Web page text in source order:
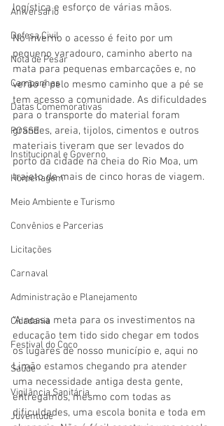
Aniversário
Defesa Civil
Nota de Pesar
Campanhas
Datas Comemorativas
POSSE
Institucional e Governo
Homenagem
Meio Ambiente e Turismo
Convênios e Parcerias
Licitações
Carnaval
Administração e Planejamento
Cidadania
Festival do Coco
Saúde
Vigilãncia Sanitária
Juventude
logística e esforço de várias mãos.
No inverno o acesso é feito por um
pequeno varadouro, caminho aberto na
mata para pequenas embarcações e, no
verão é pelo mesmo caminho que a pé se
tem acesso a comunidade. As dificuldades
para o transporte do material foram
grandes, areia, tijolos, cimentos e outros
materiais tiveram que ser levados do
porto da cidade na cheia do Rio Moa, um
trajeto de mais de cinco horas de viagem.
“A nossa meta para os investimentos na
educação tem tido sido chegar em todos
os lugares de nosso município e, aqui no
Limão estamos chegando pra atender
uma necessidade antiga desta gente,
entregamos, mesmo com todas as
dificuldades, uma escola bonita e toda em